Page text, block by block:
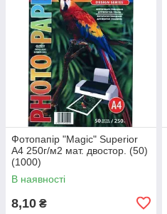
Фотопапір "Magic" Superior
А4 250г/м2 мат. двостор. (50)
(1000)
В наявності
8,10 ₴